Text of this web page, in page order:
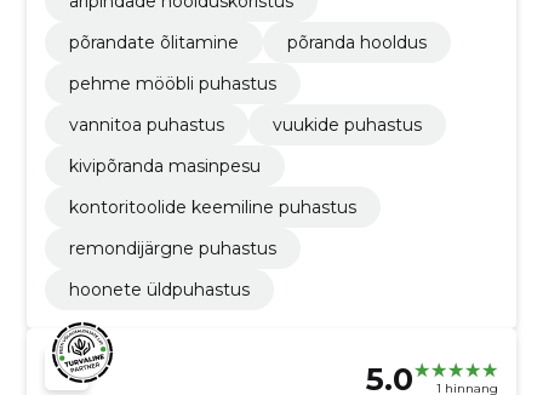
põrandate õlitamine
põranda hooldus
pehme mööbli puhastus
vannitoa puhastus
vuukide puhastus
kivipõranda masinpesu
kontoritoolide keemiline puhastus
remondijärgne puhastus
hoonete üldpuhastus
5.0 1 hinnang